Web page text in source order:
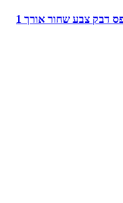
תעלת דריכה PVC דקורטיבית לכבלים עם פס דבק צבע שחור אורך 1